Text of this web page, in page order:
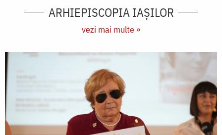
ARHIEPISCOPIA IAŞILOR
vezi mai multe »